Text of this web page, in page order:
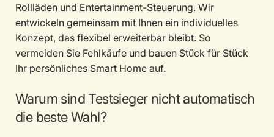
Rollläden und Entertainment-Steuerung. Wir
entwickeln gemeinsam mit Ihnen ein individuelles
Konzept, das flexibel erweiterbar bleibt. So
vermeiden Sie Fehlkäufe und bauen Stück für Stück
Ihr persönliches Smart Home auf.
Warum sind Testsieger nicht automatisch
die beste Wahl?